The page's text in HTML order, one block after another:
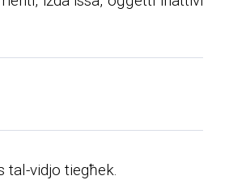
tal-vidjo tiegħek.